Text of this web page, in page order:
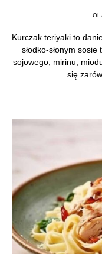
Kurczak teriyaki to
słodko-słonym
sojowego, mirinu,
się